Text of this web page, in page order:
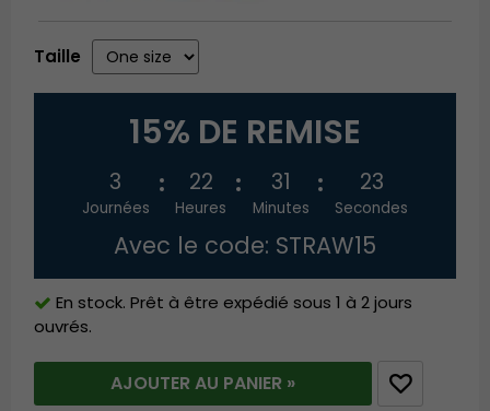
Taille
15% DE REMISE
3
Journées
22
Heures
31
Minutes
23
Secondes
Avec le code: STRAW15
En stock. Prêt à être expédié sous 1 à 2 jours
ouvrés.
AJOUTER AU PANIER »